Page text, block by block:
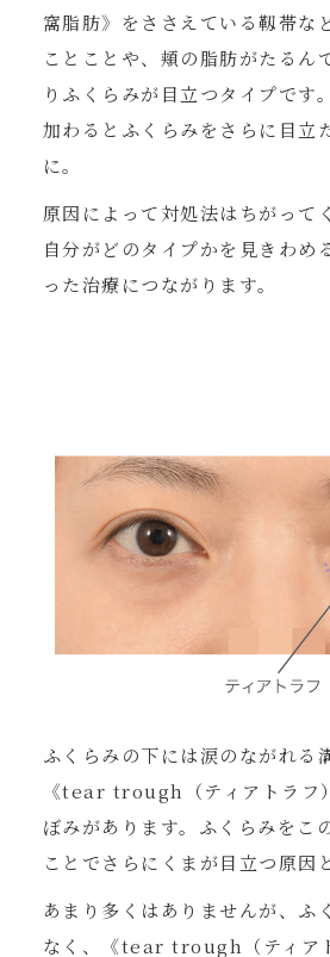
窩脂肪》をささえている靱帯な
ことことや、頬の脂肪がたるん
りふくらみが目立つタイプです
加わるとふくらみをさらに目立
に。
原因によって対処法はちがって
自分がどのタイプかを見きわめ
った治療につながります。
ふくらみの下には涙のながれる
《tear trough（ティアトラフ
ぼみがあります。ふくらみをこ
ことでさらにくまが目立つ原因
あまり多くはありませんが、ふ
なく、《tear trough（ティア